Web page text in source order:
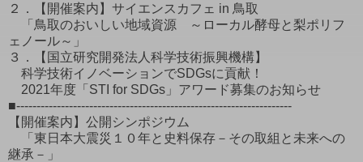
２．【開催案内】サイエンスカフェ in 鳥取
「鳥取のおいしい地域資源 ～ローカル酵母と梨ポリフ
ェノール～」
３．【国立研究開発法人科学技術振興機構】
科学技術イノベーションでSDGsに貢献！
2021年度「STI for SDGs」アワード募集のお知らせ
■--------------------------------------------------------------------
【開催案内】公開シンポジウム
「東日本大震災１０年と史料保存－その取組と未来への
継承－」